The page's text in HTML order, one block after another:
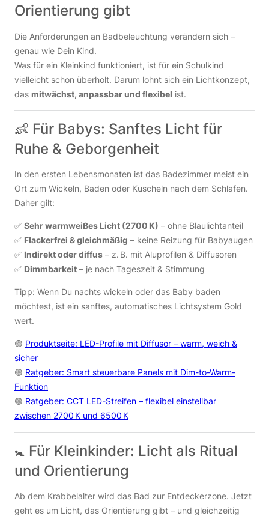
Orientierung gibt
Die Anforderungen an Badbeleuchtung verändern sich –
genau wie Dein Kind.
Was für ein Kleinkind funktioniert, ist für ein Schulkind
vielleicht schon überholt. Darum lohnt sich ein Lichtkonzept,
das mitwächst, anpassbar und flexibel ist.
👶 Für Babys: Sanftes Licht für
Ruhe & Geborgenheit
In den ersten Lebensmonaten ist das Badezimmer meist ein
Ort zum Wickeln, Baden oder Kuscheln nach dem Schlafen.
Daher gilt:
✅ Sehr warmweißes Licht (2700 K) – ohne Blaulichtanteil
✅ Flackerfrei & gleichmäßig – keine Reizung für Babyaugen
✅ Indirekt oder diffus – z. B. mit Aluprofilen & Diffusoren
✅ Dimmbarkeit – je nach Tageszeit & Stimmung
Tipp: Wenn Du nachts wickeln oder das Baby baden
möchtest, ist ein sanftes, automatisches Lichtsystem Gold
wert.
🟢 Produktseite: LED-Profile mit Diffusor – warm, weich &
sicher
🟢 Ratgeber: Smart steuerbare Panels mit Dim-to-Warm-
Funktion
🟢 Ratgeber: CCT LED-Streifen – flexibel einstellbar
zwischen 2700 K und 6500 K
🚼 Für Kleinkinder: Licht als Ritual
und Orientierung
Ab dem Krabbelalter wird das Bad zur Entdeckerzone. Jetzt
geht es um Licht, das Orientierung gibt – und gleichzeitig